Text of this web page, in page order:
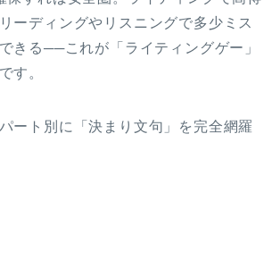
ーディングやリスニングで多少ミス
きる──これが「ライティングゲー」
す。
ート別に「決まり文句」を完全網羅